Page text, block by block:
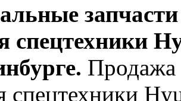
спецтехники
Продажа
спецтехники